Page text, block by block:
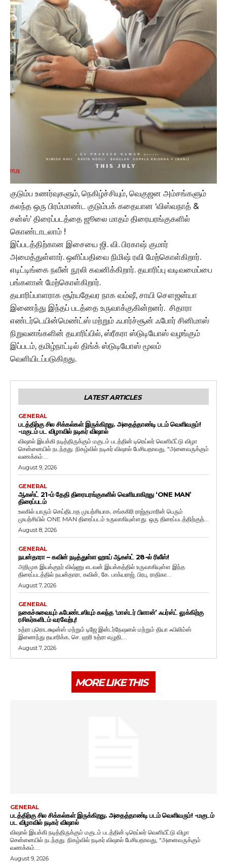
குடும்ப உணர்வுகளும், நெகிழ்ச்சியும், வெகுஜன அம்சங்களும்
கலந்த ஒரு பிரம்மாண்ட குடும்பக் கதையான ‘விஸ்வநாத் &
சன்ஸ்’ திரைப்படத்தை ஜூலை மாதம் திரையரங்குகளில்
கொண்டாடலாம் !
இப்படத்திற்கான இசையை ஜி. வி. பிரகாஷ் குமார்
அமைத்துள்ளார். ஒளிப்பதிவை நிமிஷ் ரவி மேற்கொள்கிறார்.
எடிட்டிங்கை நவீன் நூலி கவனிக்கிறார். தயாரிப்பு வடிவமைப்பை
பங்களான் மேற்கொள்கிறார்.
தயாரிப்பாளராக சூர்யதேவர நாக வம்ஷீ, சாயி சௌஜன்யா
இணைந்து இந்தப் படத்தை உருவாக்குகின்றனர். சிதாரா
எண்டர்டெயின்மெண்ட்ஸ் மற்றும் ஃபார்ச்சூன் ஃபோர் சினிமாஸ்
நிறுவனங்களின் தயாரிப்பில், ஸ்ரீகரா ஸ்டுடியோஸ் வழங்கும்
இப்படம், தமிழ்நாட்டில் திங்க் ஸ்டுடியோஸ் மூலம்
வெளியிடப்படுகிறது.
LATEST ARTICLES
GENERAL
படத்திற்கு சில சிக்கல்கள் இருக்கிறது. அதைத்தாண்டி படம் வெளிவரும்!
-மகுடம் பட விழாவில் நடிகர் விஷால்
விஷால் இயக்கி நடித்திருக்கும் மகுடம் படத்தின் டிரெய்லர் வெளியீட்டு விழா
சென்னையில் நடந்தது. நிகழ்வில் நடிகர் விஷால் பேசியதாவது, "அனைவருக்கும்
வணக்கம்....
August 9, 2026
GENERAL
ஆகஸ்ட் 21-ம் தேதி திரையரங்குகளில் வெளியாகிறது ‘ONE MAN’
திரைப்படம்
உலகில் யாரும் செய்திடாத முயற்சியாக, சங்ககிரி ராஜ்குமாரின் பெரும்
முயற்சியில் ONE MAN திரைப்படம் உருவாகியுள்ளது. ஒரு திரைப்படத்திற்குத்...
August 8, 2026
GENERAL
நயன்தாரா – கவின் நடித்துள்ள ஹாய் ஆகஸ்ட் 28-ல் ரிலீஸ்!
அறிமுக இயக்குநர் விஷ்ணு எடவன் இயக்கத்தில் உருவாகியுள்ள இந்த
திரைப்படத்தில் நயன்தாரா, கவின், கே. பாக்யராஜ், பிரபு, ராதிகா...
August 7, 2026
GENERAL
நகைச்சுவையும் ஃபேண்டஸியும் கலந்த ‘மாஸ்டர் பிளான்’ ஃபர்ஸ்ட் லுக்கிற்கு
ரசிகர்களிடம் வரவேற்பு!
உத்ரா புரொடக்ஷன்ஸ் மற்றும் டிஜே இன்டர்நேஷனல் மற்றும் தியா ஃபிலிம்ஸ்
இணைந்து தயாரிக்க, செ. ஹரி உத்ரா எழுதி,...
August 7, 2026
MORE LIKE THIS
GENERAL
படத்திற்கு சில சிக்கல்கள் இருக்கிறது. அதைத்தாண்டி படம் வெளிவரும்! -மகுடம்
பட விழாவில் நடிகர் விஷால்
விஷால் இயக்கி நடித்திருக்கும் மகுடம் படத்தின் டிரெய்லர் வெளியீட்டு விழா
சென்னையில் நடந்தது. நிகழ்வில் நடிகர் விஷால் பேசியதாவது, "அனைவருக்கும்
வணக்கம்....
August 9, 2026